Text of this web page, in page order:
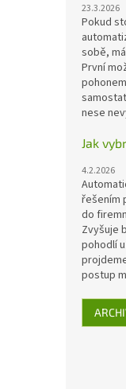
23.3.2026
Pokud
sobě,
První
nese
Jak
4.2.2026
řešením
do
Zvyšuje
pohodlí
postup